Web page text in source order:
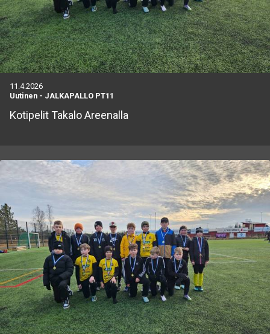
11.4.2026
Uutinen - JALKAPALLO PT11
Kotipelit Takalo Areenalla